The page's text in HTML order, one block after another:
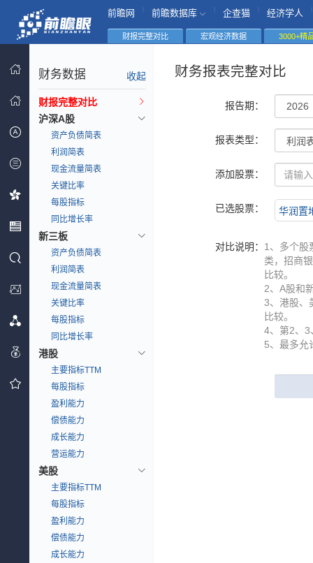
前瞻网 前瞻数据库 企查猫 经济学人
财报完整对比 宏观经济数据 3000+精
财务数据 收起
财报完整对比
沪深A股
资产负债简表
利润简表
现金流量简表
关键比率
每股指标
同比增长率
新三板
资产负债简表
利润简表
现金流量简表
关键比率
每股指标
同比增长率
港股
主要指标TTM
每股指标
盈利能力
偿债能力
成长能力
营运能力
美股
主要指标TTM
每股指标
盈利能力
偿债能力
成长能力
财务报表完整对比
报告期：
报表类型：
添加股票：
已选股票： 华润置
对比说明： 1、多个股
类，招商
比较。
2、A股和
3、港股、
比较。
4、第2、3
5、最多允